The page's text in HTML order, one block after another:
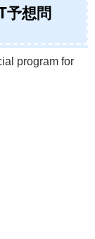
予想問
program for